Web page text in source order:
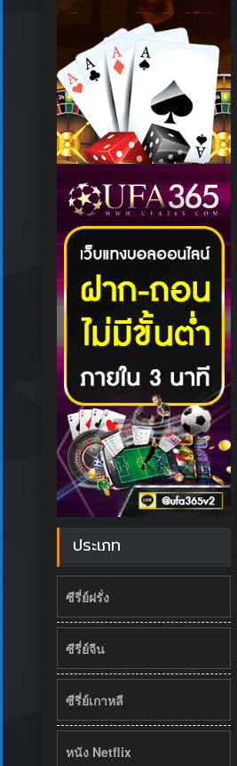
ประเภท
ซีรี่ย์ฝรั่ง
ซีรี่ย์จีน
ซีรี่ย์เกาหลี
หนัง Netflix